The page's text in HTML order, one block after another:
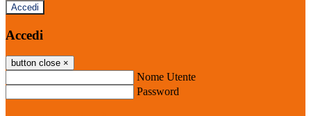
Accedi
Accedi
button close ×
Nome Utente
Password